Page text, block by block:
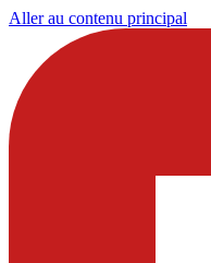
Aller au contenu principal